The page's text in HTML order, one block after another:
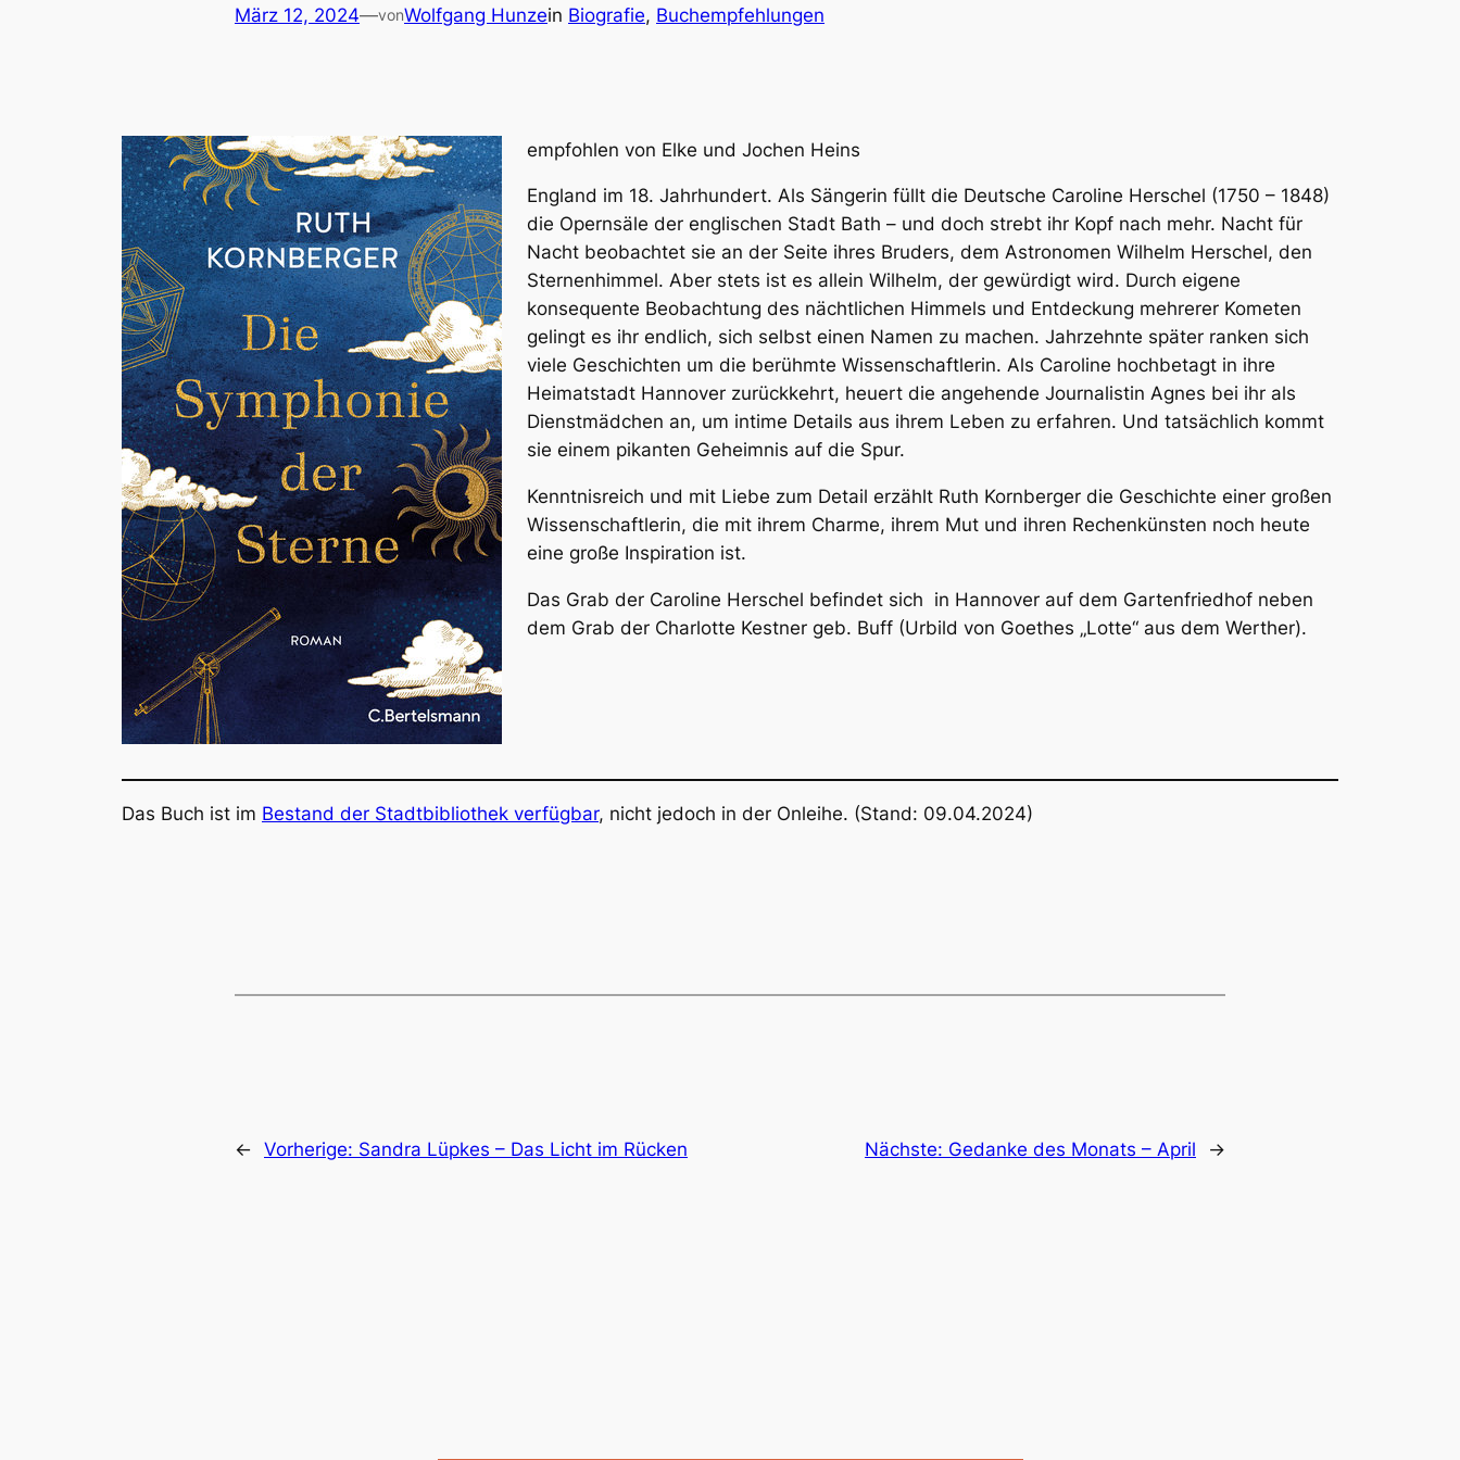
März 12, 2024—vonWolfgang Hunzein Biografie, Buchempfehlungen
empfohlen von Elke und Jochen Heins
England im 18. Jahrhundert. Als Sängerin füllt die Deutsche Caroline Herschel (1750 – 1848)
die Opernsäle der englischen Stadt Bath – und doch strebt ihr Kopf nach mehr. Nacht für
Nacht beobachtet sie an der Seite ihres Bruders, dem Astronomen Wilhelm Herschel, den
Sternenhimmel. Aber stets ist es allein Wilhelm, der gewürdigt wird. Durch eigene
konsequente Beobachtung des nächtlichen Himmels und Entdeckung mehrerer Kometen
gelingt es ihr endlich, sich selbst einen Namen zu machen. Jahrzehnte später ranken sich
viele Geschichten um die berühmte Wissenschaftlerin. Als Caroline hochbetagt in ihre
Heimatstadt Hannover zurückkehrt, heuert die angehende Journalistin Agnes bei ihr als
Dienstmädchen an, um intime Details aus ihrem Leben zu erfahren. Und tatsächlich kommt
sie einem pikanten Geheimnis auf die Spur.
Kenntnisreich und mit Liebe zum Detail erzählt Ruth Kornberger die Geschichte einer großen
Wissenschaftlerin, die mit ihrem Charme, ihrem Mut und ihren Rechenkünsten noch heute
eine große Inspiration ist.
Das Grab der Caroline Herschel befindet sich in Hannover auf dem Gartenfriedhof neben
dem Grab der Charlotte Kestner geb. Buff (Urbild von Goethes „Lotte“ aus dem Werther).
Das Buch ist im Bestand der Stadtbibliothek verfügbar, nicht jedoch in der Onleihe. (Stand: 09.04.2024)
← Vorherige: Sandra Lüpkes – Das Licht im Rücken Nächste: Gedanke des Monats – April →